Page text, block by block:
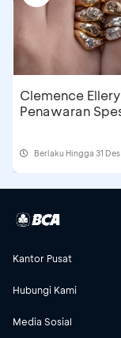
Clemence
Penawaran
Berlaku Hingga 31
Kantor Pusat
Hubungi Kami
Media Sosial